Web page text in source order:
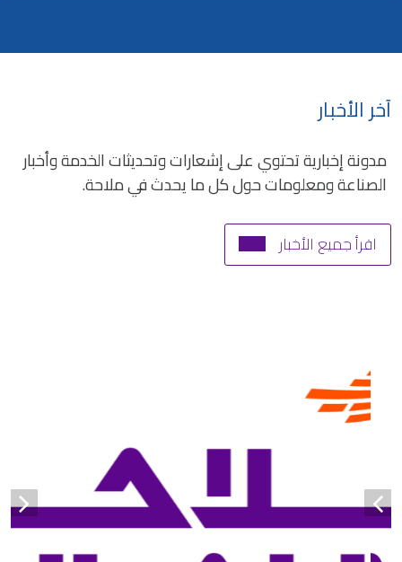
آخر الأخبار
مدونة إخبارية تحتوي على إشعارات وتحديثات الخدمة وأخبار
الصناعة ومعلومات حول كل ما يحدث في ملاحة.
اقرأ جميع الأخبار